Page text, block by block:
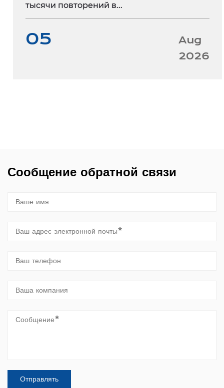
тысячи повторений в...
05
Aug
2026
Сообщение обратной связи